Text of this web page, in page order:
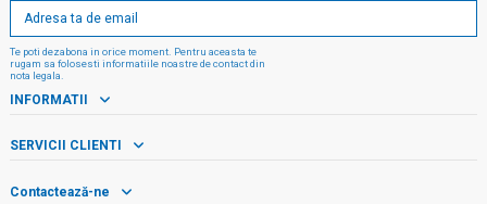
Te poti dezabona in orice moment. Pentru aceasta te
rugam sa folosesti informatiile noastre de contact din
nota legala.
INFORMATII
SERVICII CLIENTI
Contactează-ne